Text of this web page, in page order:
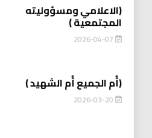
(الاعلامي ومسؤوليته
المجتمعية )
2026-04-07
(أُم الجميع أُم الشهيد )
2026-03-20